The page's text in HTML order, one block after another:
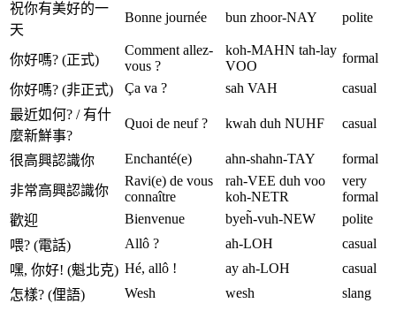
祝你有美好的一
天
Bonne journée bun zhoor-NAY polite
你好嗎? (正式)
Comment allez-
vous ?
koh-MAHN tah-lay
VOO
formal
你好嗎? (非正式) Ça va ? sah VAH
casual
最近如何? / 有什
麼新鮮事?
Quoi de neuf ? kwah duh NUHF casual
很高興認識你 Enchanté(e) ahn-shahn-TAY formal
非常高興認識你
Ravi(e) de vous
connaître
rah-VEE duh voo
koh-NETR
very
formal
歡迎
Bienvenue byeh̃-vuh-NEW
polite
喂? (電話)
Allô ? ah-LOH
casual
嘿, 你好! (魁北克) Hé, allô ! ay ah-LOH
casual
怎樣? (俚語)
Wesh wesh
slang